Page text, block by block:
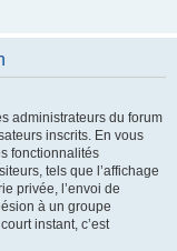
administrateurs du forum
inscrits. En vous
fonctionnalités
tels que l’affichage
privée, l’envoi de
à un groupe
instant, c’est